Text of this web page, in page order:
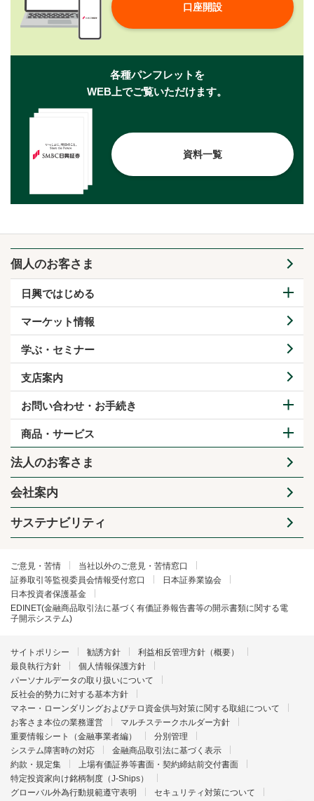
口座開設
各種パンフレットを
WEB上でご覧いただけます。
資料一覧
個人のお客さま
日興ではじめる
マーケット情報
学ぶ・セミナー
支店案内
お問い合わせ・お手続き
商品・サービス
法人のお客さま
会社案内
サステナビリティ
ご意見・苦情
当社以外のご意見・苦情窓口
証券取引等監視委員会情報受付窓口
日本証券業協会
日本投資者保護基金
EDINET(金融商品取引法に基づく有価証券報告書等の開示書類に関する電
子開示システム)
サイトポリシー 勧誘方針
利益相反管理方針（概要）
最良執行方針
個人情報保護方針
パーソナルデータの取り扱いについて
反社会的勢力に対する基本方針
マネー・ローンダリングおよびテロ資金供与対策に関する取組について
お客さま本位の業務運営
マルチステークホルダー方針
重要情報シート（金融事業者編）
分別管理
システム障害時の対応
金融商品取引法に基づく表示
約款・規定集
上場有価証券等書面・契約締結前交付書面
特定投資家向け銘柄制度（J-Ships）
グローバル外為行動規範遵守表明
セキュリティ対策について